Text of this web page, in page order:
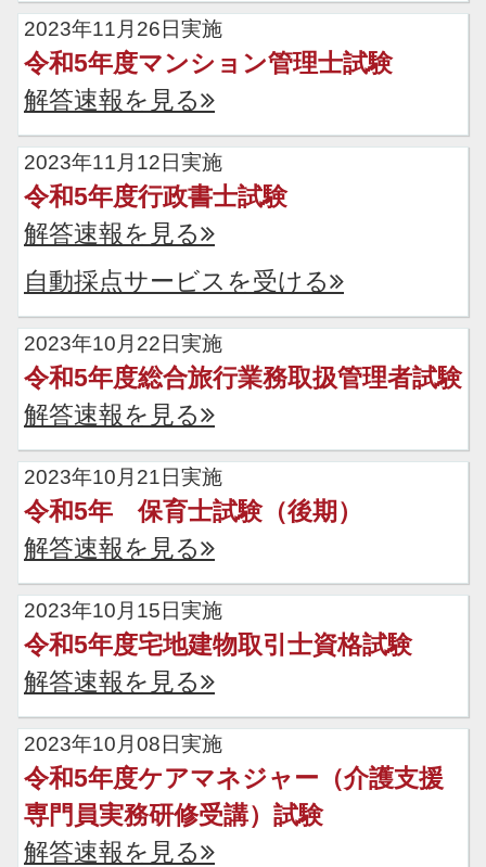
2023年11月26日実施
令和5年度マンション管理士試験
解答速報を見る
2023年11月12日実施
令和5年度行政書士試験
解答速報を見る
自動採点サービスを受ける
2023年10月22日実施
令和5年度総合旅行業務取扱管理者試験
解答速報を見る
2023年10月21日実施
令和5年 保育士試験（後期）
解答速報を見る
2023年10月15日実施
令和5年度宅地建物取引士資格試験
解答速報を見る
2023年10月08日実施
令和5年度ケアマネジャー（介護支援
専門員実務研修受講）試験
解答速報を見る